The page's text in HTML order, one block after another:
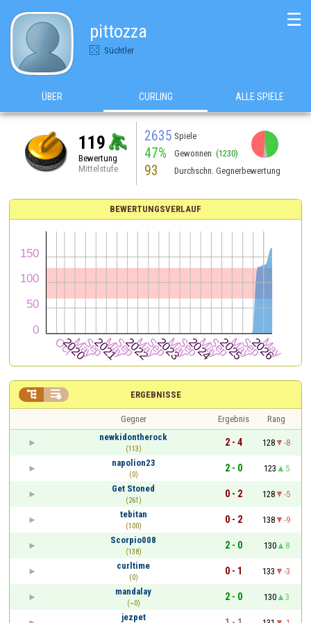
pittozza
Süchtler
☰
ÜBER CURLING ALLE SPIELE
119
Bewertung
Mittelstufe
2635 Spiele
47% Gewonnen (1230)
93 Durchschn. Gegnerbewertung
BEWERTUNGSVERLAUF
ERGEBNISSE
 
Gegner Ergebnis
Rang
newkidontherock
(113)
2 - 4 128
-8
napolion23
(0)
2 - 0 123
5
Get Stoned
(261)
0 - 2 128
-5
tebitan
(100)
0 - 2 138
-9
Scorpio008
(138)
2 - 0 130
8
curltime
(0)
0 - 1 133
-3
mandalay
(~0)
2 - 0 130
3
jezpet